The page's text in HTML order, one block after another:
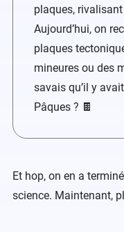
plaques,
Aujourd’hui, on
plaques
mineures ou des
savais qu’il y
Pâques ? 🍫
Et hop, on en a
science. Maintenant,